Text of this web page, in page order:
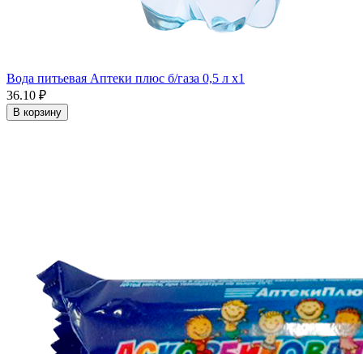
Вода питьевая Аптеки плюс б/газа 0,5 л x1
36.10 ₽
В корзину